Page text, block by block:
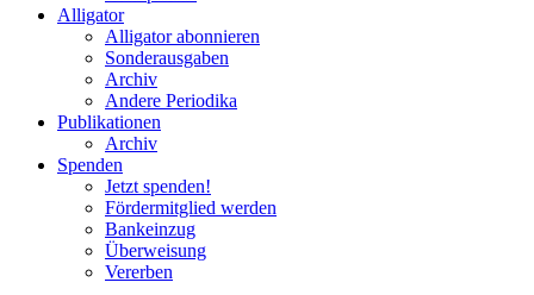
Alligator
Alligator abonnieren
Sonderausgaben
Archiv
Andere Periodika
Publikationen
Archiv
Spenden
Jetzt spenden!
Fördermitglied werden
Bankeinzug
Überweisung
Vererben